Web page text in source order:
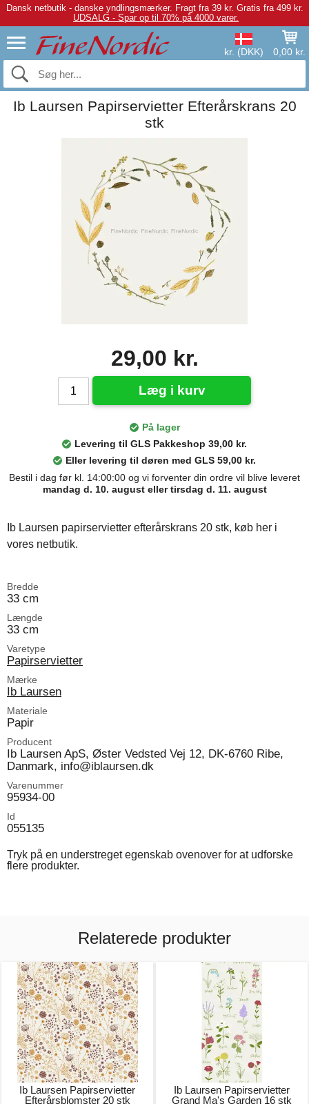
Dansk netbutik - danske yndlingsmærker. Fragt fra 39 kr. Gratis fra 499 kr.
UDSALG - Spar op til 70% på 4000 varer.
kr. (DKK) 0,00 kr.
Ib Laursen Papirservietter Efterårskrans 20
stk
29,00 kr.
Læg i kurv
På lager
Levering til GLS Pakkeshop 39,00 kr.
Eller levering til døren med GLS 59,00 kr.
Bestil i dag før kl. 14:00:00 og vi forventer din ordre vil blive leveret
mandag d. 10. august eller tirsdag d. 11. august
Ib Laursen papirservietter efterårskrans 20 stk, køb her i
vores netbutik.
Bredde
33 cm
Længde
33 cm
Varetype
Papirservietter
Mærke
Ib Laursen
Materiale
Papir
Producent
Ib Laursen ApS, Øster Vedsted Vej 12, DK-6760 Ribe,
Danmark, info@iblaursen.dk
Varenummer
95934-00
Id
055135
Tryk på en understreget egenskab ovenover for at udforske
flere produkter.
Relaterede produkter
Ib Laursen Papirservietter
Efterårsblomster 20 stk
Ib Laursen Papirservietter
Grand Ma's Garden 16 stk